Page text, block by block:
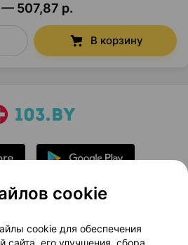
507,87 р.
В корзину
Новости проекта
cookie
cookie для обеспечения
сайта, его улучшения, сбора